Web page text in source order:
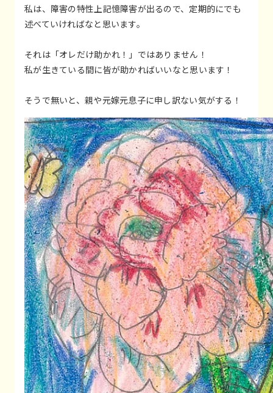
私は、障害の特性上記憶障害が出るので、定期的にでも
述べていければなと思います。
それは「オレだけ助かれ！」ではありません！
私が生きている間に皆が助かればいいなと思います！
そうで無いと、親や元嫁元息子に申し訳ない気がする！